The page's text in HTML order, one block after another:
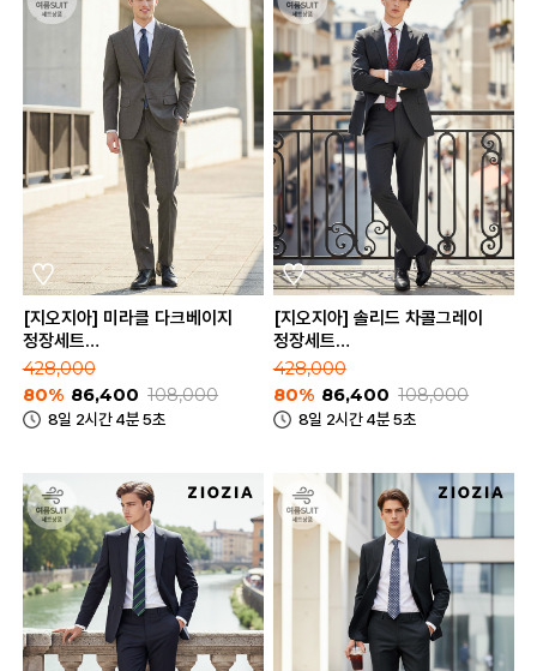
[지오지아] 미라클 다크베이지
정장세트
(ABE2SB1204_ABE2SP1204_DBE)
428,000
80% 86,400 108,000
8일 2시간 4분 5초
[지오지아] 솔리드 차콜그레이
정장세트
428,000
80% 86,400 108,000
8일 2시간 4분 5초